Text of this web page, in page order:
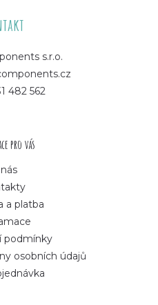
s.r.o.
482 562
pro vás
a platba
podmínky
osobních údajů